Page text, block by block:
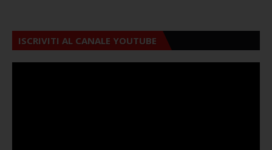
ISCRIVITI AL CANALE YOUTUBE